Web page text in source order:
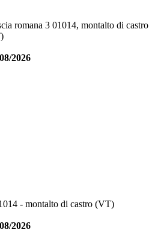
romana 3 01014, montalto di castro
2026
- montalto di castro (VT)
2026